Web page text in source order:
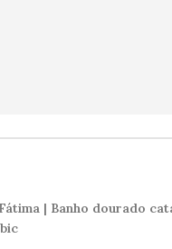
| Banho dourado